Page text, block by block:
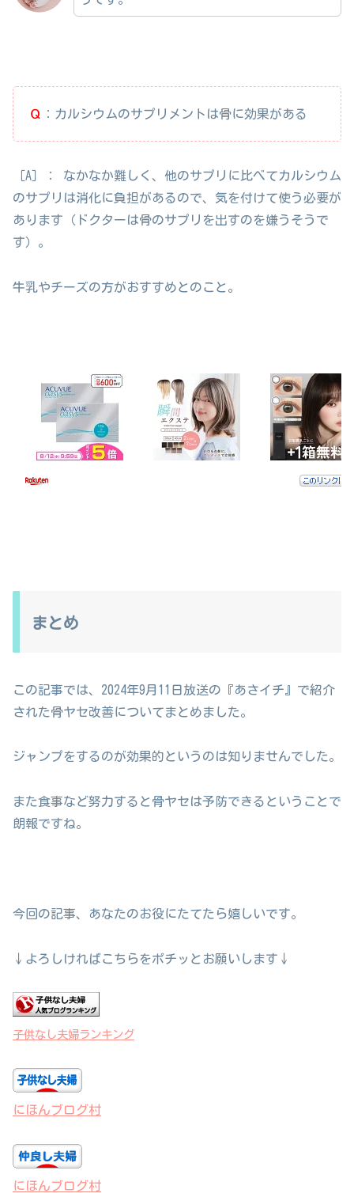
Ｑ ：カルシウムのサプリメントは骨に効果がある
［A］： なかなか難しく、他のサプリに比べてカルシウム
のサプリは消化に負担があるので、気を付けて使う必要が
あります（ドクターは骨のサプリを出すのを嫌うそうで
す）。
牛乳やチーズの方がおすすめとのこと。
まとめ
この記事では、2024年9月11日放送の『あさイチ』で紹介
された骨ヤセ改善についてまとめました。
ジャンプをするのが効果的というのは知りませんでした。
また食事など努力すると骨ヤセは予防できるということで
朗報ですね。
今回の記事、あなたのお役にたてたら嬉しいです。
↓よろしければこちらをポチッとお願いします↓
子供なし夫婦ランキング
にほんブログ村
にほんブログ村